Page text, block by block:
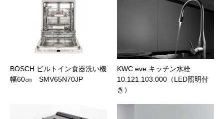
BOSCH ビルトイン食器洗い機
幅60㎝ SMV65N70JP
KWC eve キッチン水栓
10.121.103.000（LED照明付
き）